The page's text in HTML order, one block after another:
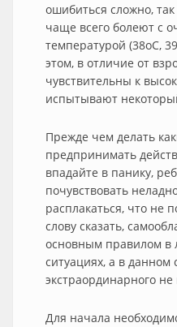
ошибиться сложно,
чаще всего болеют с
температурой (38oС,
этом, в отличие от
чувствительны к
испытывают
Прежде чем делать
предпринимать
впадайте в панику,
почувствовать
расплакаться, что не
слову сказать,
основным правилом в
ситуациях, а в данном
экстраординарного
Для начала